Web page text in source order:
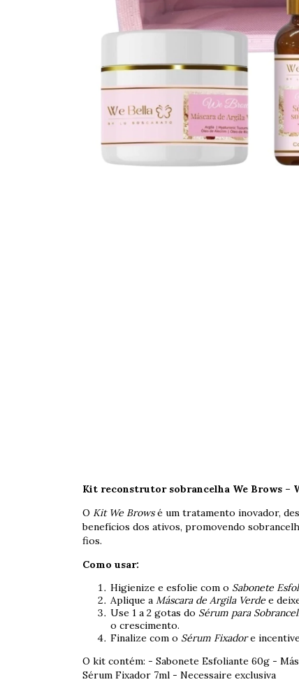
Kit reconstrutor sobrancelha We Brows –
O Kit We Browsé um tratamento inovador,
benefícios dos ativos, promovendo
fios.
Como usar:
Higienize e esfolie com o Sabonete
Aplique a Máscara de Argila Verde e
Use 1 a 2 gotas do Sérum para
o crescimento.
Finalize com o Sérum Fixadore
O kit contém: - Sabonete Esfoliante 60g -
Sérum Fixador 7ml - Necessaire exclusiva